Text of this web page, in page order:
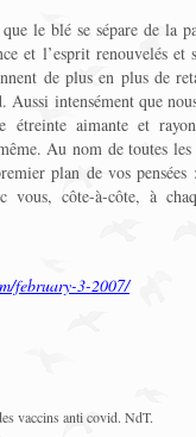
le blé se sépare de la
et l’esprit renouvelés et
de plus en plus de
Aussi intensément que
étreinte aimante et
Au nom de toutes
plan de vos
vous, côte-à-côte, à
february-3-2007/
vaccins anti covid. NdT.